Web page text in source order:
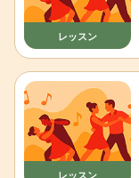
レッスン
レッスン